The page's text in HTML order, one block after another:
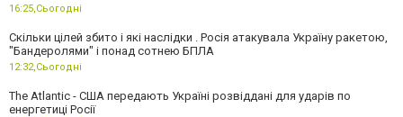
16:25, Сьогодні
Скільки цілей збито і які наслідки . Росія атакувала Україну ракетою,
"Бандеролями" і понад сотнею БПЛА
12:32, Сьогодні
The Atlantic - США передають Україні розвіддані для ударів по
енергетиці Росії